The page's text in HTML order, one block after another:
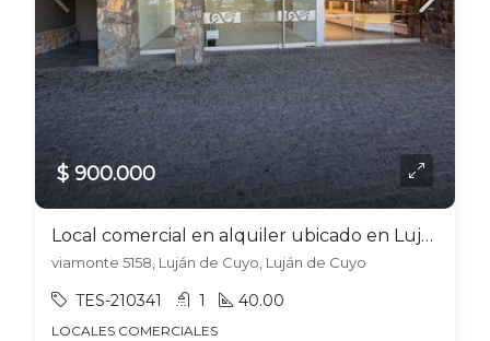
$ 900.000
Local comercial en alquiler ubicado en Luján de Cuyo
viamonte 5158, Luján de Cuyo, Luján de Cuyo
TES-210341 1 40.00
LOCALES COMERCIALES